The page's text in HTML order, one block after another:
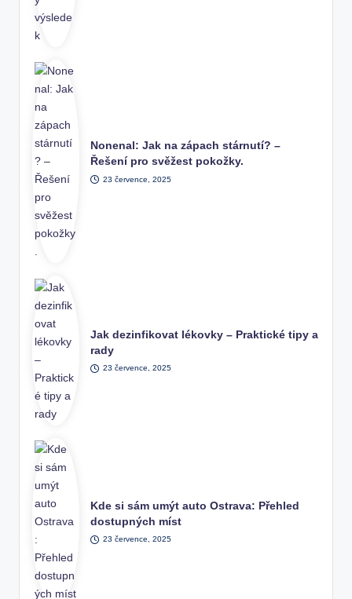
Nonenal: Jak na zápach stárnutí? –
Řešení pro svěžest pokožky.
23 července, 2025
Jak dezinfikovat lékovky – Praktické tipy a
rady
23 července, 2025
Kde si sám umýt auto Ostrava: Přehled
dostupných míst
23 července, 2025